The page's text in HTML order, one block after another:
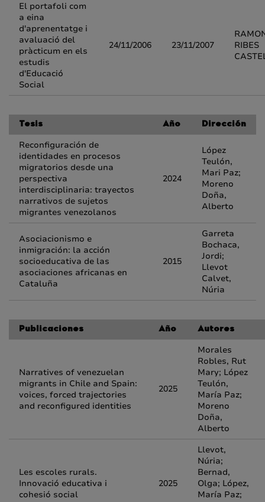
El portafoli com
a eina
d'aprenentatge i
avaluació del
pràcticum en els
estudis
d'Educació
Social
24/11/2006 23/11/2007
RIBES
Tesis Año Dirección
Reconfiguración de
identidades en procesos
migratorios desde una
perspectiva
interdisciplinaria: trayectos
narrativos de sujetos
migrantes venezolanos
2024
López
Teulón,
Mari Paz;
Moreno
Doña,
Alberto
Asociacionismo e
inmigración: la acción
socioeducativa de las
asociaciones africanas en
Cataluña
2015
Garreta
Bochaca,
Jordi;
Llevot
Calvet,
Núria
Publicaciones Año Autores
Narratives of venezuelan
migrants in Chile and Spain:
voices, forced trajectories
and reconfigured identities
2025
Morales
Robles, Rut
Mary; López
Teulón,
María Paz;
Moreno
Doña,
Alberto
Les escoles rurals.
Innovació educativa i
cohesió social
2025
Llevot,
Núria;
Bernad,
Olga; López,
María Paz;